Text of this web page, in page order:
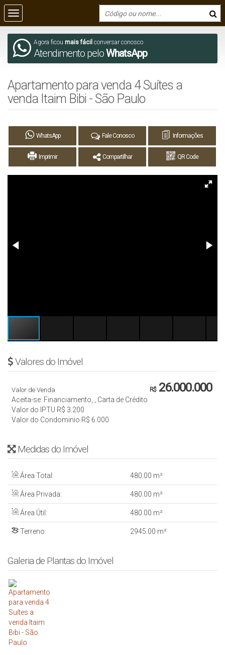
Agora ficou mais fácil conversar conosco
Atendimento peloWhatsApp
Apartamento para venda 4 Suítes a
venda Itaim Bibi - São Paulo
WhatsApp Fale Conosco Informações
Imprimir Compartilhar QR Code
Valores do Imóvel
R$26.000.000
Valor de Venda
Aceita-se: Financiamento, , Carta de Crédito
Valor do IPTU R$ 3.200
Valor do Condominio R$ 6.000
Medidas do Imóvel
Área Total: 480.00 m²
Área Privada: 480.00 m²
Área Útil: 480.00 m²
Terreno: 2945.00 m²
Galeria de Plantas do Imóvel